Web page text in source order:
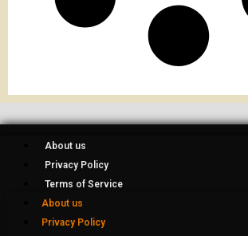
About us
Privacy Policy
Terms of Service
About us
Privacy Policy